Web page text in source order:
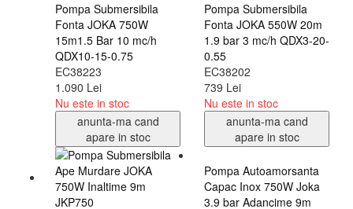
Pompa Submersibila
Fonta JOKA 750W
15m1.5 Bar 10 mc/h
QDX10-15-0.75
EC38223
1.090 Lei
Nu este in stoc
anunta-ma cand
apare in stoc
Pompa Submersibila
Fonta JOKA 550W 20m
1.9 bar 3 mc/h QDX3-20-
0.55
EC38202
739 Lei
Nu este in stoc
anunta-ma cand
apare in stoc